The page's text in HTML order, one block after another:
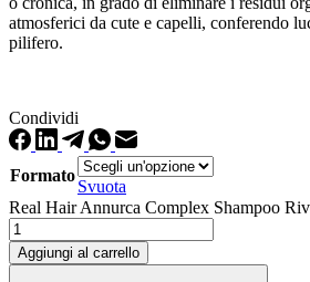
atmosferici da cute e capelli, conferendo
pilifero.
Condividi
Formato
Svuota
Real Hair Annurca Complex Shampoo
Aggiungi al carrello